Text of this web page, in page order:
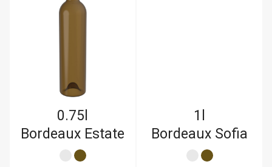
0.75l
Bordeaux Estate
1l
Bordeaux Sofia